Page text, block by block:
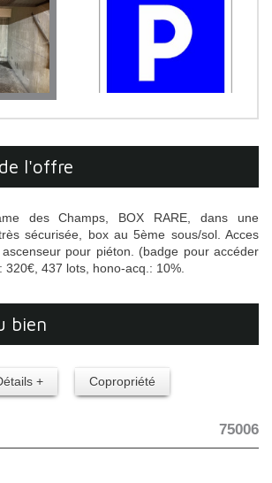
l'offre
des Champs, BOX RARE, dans une
sécurisée, box au 5ème sous/sol. Acces
pour piéton. (badge pour accéder
437 lots, hono-acq.: 10%.
bien
+ Copropriété
75006